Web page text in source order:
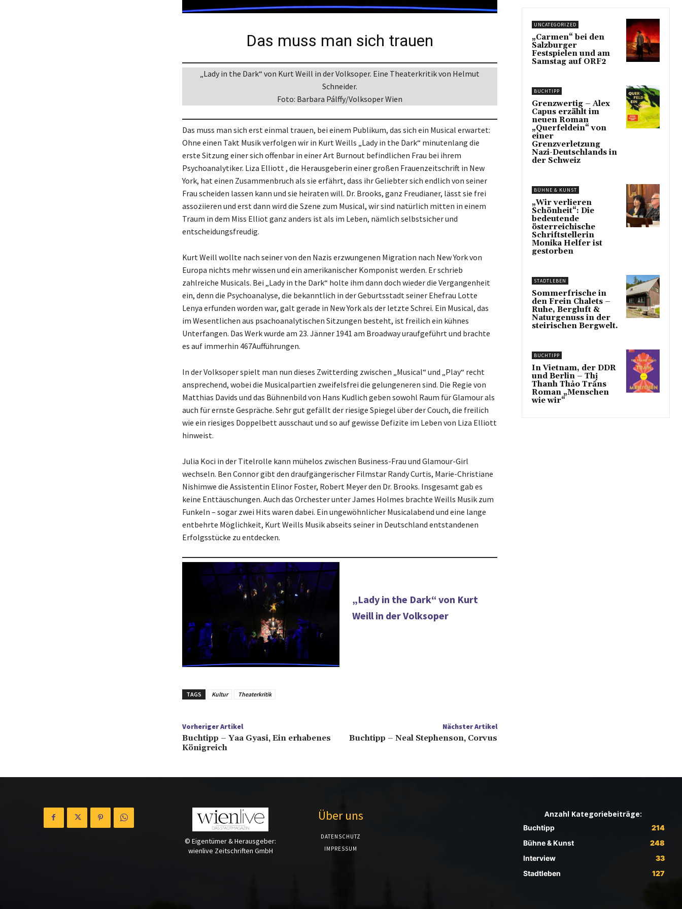
Das muss man sich trauen
„Lady in the Dark“ von Kurt Weill in der Volksoper. Eine Theaterkritik von Helmut
Schneider.
Foto: Barbara Pálffy/Volksoper Wien
Das muss man sich erst einmal trauen, bei einem Publikum, das sich ein Musical erwartet:
Ohne einen Takt Musik verfolgen wir in Kurt Weills „Lady in the Dark“ minutenlang die
erste Sitzung einer sich offenbar in einer Art Burnout befindlichen Frau bei ihrem
Psychoanalytiker. Liza Elliott , die Herausgeberin einer großen Frauenzeitschrift in New
York, hat einen Zusammenbruch als sie erfährt, dass ihr Geliebter sich endlich von seiner
Frau scheiden lassen kann und sie heiraten will. Dr. Brooks, ganz Freudianer, lässt sie frei
assoziieren und erst dann wird die Szene zum Musical, wir sind natürlich mitten in einem
Traum in dem Miss Elliot ganz anders ist als im Leben, nämlich selbstsicher und
entscheidungsfreudig.
Kurt Weill wollte nach seiner von den Nazis erzwungenen Migration nach New York von
Europa nichts mehr wissen und ein amerikanischer Komponist werden. Er schrieb
zahlreiche Musicals. Bei „Lady in the Dark“ holte ihm dann doch wieder die Vergangenheit
ein, denn die Psychoanalyse, die bekanntlich in der Geburtsstadt seiner Ehefrau Lotte
Lenya erfunden worden war, galt gerade in New York als der letzte Schrei. Ein Musical, das
im Wesentlichen aus psachoanalytischen Sitzungen besteht, ist freilich ein kühnes
Unterfangen. Das Werk wurde am 23. Jänner 1941 am Broadway uraufgeführt und brachte
es auf immerhin 467Aufführungen.
In der Volksoper spielt man nun dieses Zwitterding zwischen „Musical“ und „Play“ recht
ansprechend, wobei die Musicalpartien zweifelsfrei die gelungeneren sind. Die Regie von
Matthias Davids und das Bühnenbild von Hans Kudlich geben sowohl Raum für Glamour als
auch für ernste Gespräche. Sehr gut gefällt der riesige Spiegel über der Couch, die freilich
wie ein riesiges Doppelbett ausschaut und so auf gewisse Defizite im Leben von Liza Elliott
hinweist.
Julia Koci in der Titelrolle kann mühelos zwischen Business-Frau und Glamour-Girl
wechseln. Ben Connor gibt den draufgängerischer Filmstar Randy Curtis, Marie-Christiane
Nishimwe die Assistentin Elinor Foster, Robert Meyer den Dr. Brooks. Insgesamt gab es
keine Enttäuschungen. Auch das Orchester unter James Holmes brachte Weills Musik zum
Funkeln – sogar zwei Hits waren dabei. Ein ungewöhnlicher Musicalabend und eine lange
entbehrte Möglichkeit, Kurt Weills Musik abseits seiner in Deutschland entstandenen
Erfolgsstücke zu entdecken.
„Lady in the Dark“ von Kurt
Weill in der Volksoper
TAGS Kultur Theaterkritik
Vorheriger Artikel
Buchtipp – Yaa Gyasi, Ein erhabenes
Königreich
Nächster Artikel
Buchtipp – Neal Stephenson, Corvus
UNCATEGORIZED
„Carmen“ bei den
Salzburger
Festspielen und am
Samstag auf ORF2
BUCHTIPP
Grenzwertig – Alex
Capus erzählt im
neuen Roman
„Querfeldein“ von
einer
Grenzverletzung
Nazi-Deutschlands in
der Schweiz
BÜHNE & KUNST
„Wir verlieren
Schönheit“: Die
bedeutende
österreichische
Schriftstellerin
Monika Helfer ist
gestorben
STADTLEBEN
Sommerfrische in
den Frein Chalets –
Ruhe, Bergluft &
Naturgenuss in der
steirischen Bergwelt.
BUCHTIPP
In Vietnam, der DDR
und Berlin – Thị
Thanh Thảo Trầns
Roman „Menschen
wie wir“
© Eigentümer & Herausgeber:
wienlive Zeitschriften GmbH
Über uns
DATENSCHUTZ
IMPRESSUM
Anzahl Kategoriebeiträge:
Buchtipp
214
Bühne & Kunst
248
Interview
33
Stadtleben
127